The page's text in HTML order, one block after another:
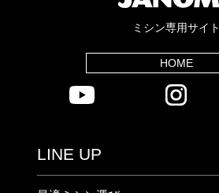
ミシン専用サイト
HOME
LINE UP